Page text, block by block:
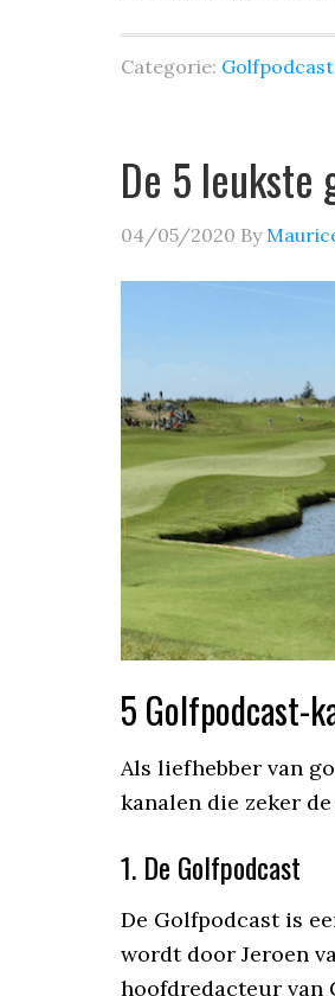
Categorie: Golfpodcast
De 5 leukste
04/05/2020 By
5 Golfpodcast-
Als liefhebber van
kanalen die zeker
1. De Golfpodcast
De Golfpodcast is
wordt door Jeroen
hoofdredacteur van